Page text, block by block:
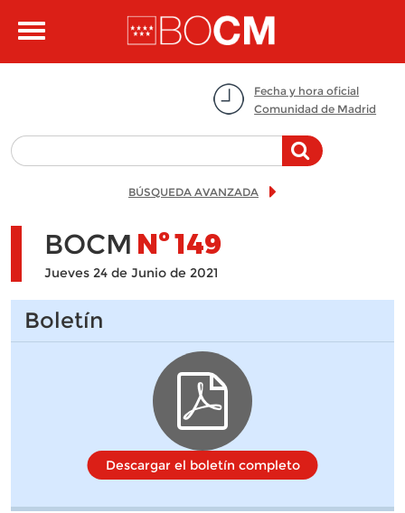
Toggle
Fecha y hora oficial
Comunidad de Madrid
BÚSQUEDA AVANZADA
BOCM Nº149
Jueves 24 de Junio de 2021
Boletín
Descargar el boletín completo